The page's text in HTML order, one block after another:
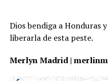
Dios bendiga a Honduras
liberarla de esta peste.
Merlyn Madrid |